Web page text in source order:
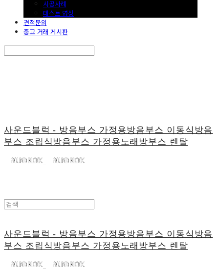
시공사례
테스트 영상
견적문의
중고 거래 게시판
사운드블럭 - 방음부스 가정용방음부스 이동식방음
부스 조립식방음부스 가정용노래방부스 렌탈
사운드블럭 - 방음부스 가정용방음부스 이동식방음
부스 조립식방음부스 가정용노래방부스 렌탈